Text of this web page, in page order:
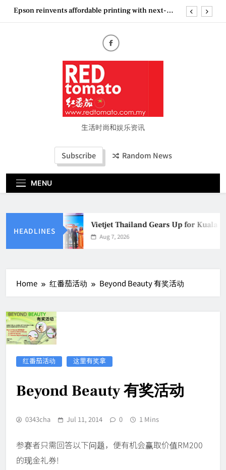
SkipEpson reinvents affordable printing with next-
“See Her Heal – 1,000 Untold Stories” 为马来西亚
妈妈提供分享剖腹产复原历程的空间
Vietjet Thailand Gears Up for Kuala Lumpur–
Bangkok Service Launch on9 October
Epson reinvents affordable printing with next-
generation EcoTank Series
Couture Fashion Week Malaysia 2026– Press
妈妈提供分享剖腹产复原历程的空间
生活时尚和娱乐资讯
Subscribe Random News
MENU
HEADLINES
Vietjet Thailand Gears Up for Kuala
Aug 7, 2026
Home 红番茄活动 Beyond Beauty 有奖活动
红番茄活动 这里有奖拿
Beyond Beauty 有奖活动
0343cha Jul 11, 2014 0 1 Mins
参赛者只需回答以下问题，便有机会赢取价值RM200
的现金礼券!